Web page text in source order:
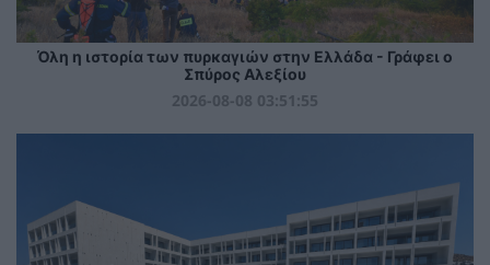
Όλη η ιστορία των πυρκαγιών στην Ελλάδα - Γράφει ο
Σπύρος Αλεξίου
2026-08-08 03:51:55